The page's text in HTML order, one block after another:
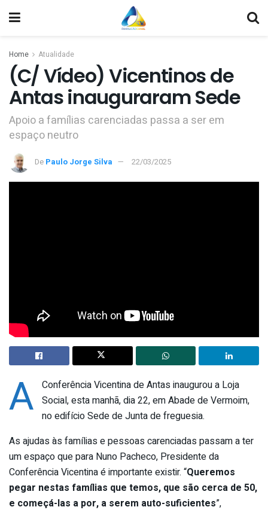
Home Atualidade
(C/ Vídeo) Vicentinos de
Antas inauguraram Sede
Apoio a famílias carenciadas passa a ser em
espaço neutro
De Paulo Jorge Silva 22/03/2025
A Conferência Vicentina de Antas inaugurou a Loja
Social, esta manhã, dia 22, em Abade de Vermoim,
no edifício Sede de Junta de freguesia.
As ajudas às famílias e pessoas carenciadas passam a ter
um espaço que para Nuno Pacheco, Presidente da
Conferência Vicentina é importante existir. “Queremos
pegar nestas famílias que temos, que são cerca de 50,
e começá-las a por, a serem auto-suficientes”,